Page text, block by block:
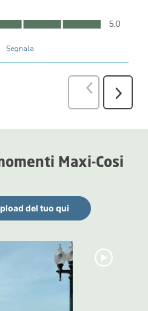
Maxi-Cosi
del tuo qui
Usa i pulsanti previous
5.0
Segnala
Precedente